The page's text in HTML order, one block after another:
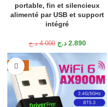
portable, fin et silencieux
alimenté par USB et support
intégré
4.000 د.ج 2.890 د.ج
-20%